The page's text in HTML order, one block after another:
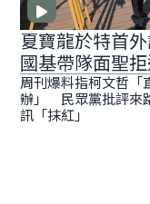
夏寶龍於特首
國基帶隊面聖
周刊爆料指柯文哲「
辦」 民眾黨批評來
訊「抹紅」